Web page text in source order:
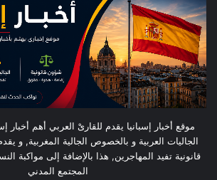
موقع أخبار إسبانيا يقدم للقارىْ العربي أهم أخبار
الجاليات العربية و بالخصوص الجالية المغربية, و
قانونية تفيد المهاجرين, هذا بالإضافة إلى مواكبة
المجتمع المدني